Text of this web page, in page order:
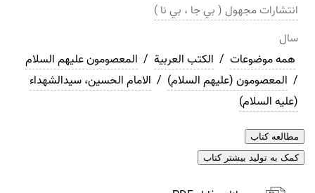
انتشاراتمجهول ( بي جا ، بي نا )
سال
همه موضوعات / الکتب العربیة / المعصومون عليهم السلام
/ المعصومون (علیهم السلام) / الامام الحسین، سیدالشهداء
(علیه السلام)
مطالعه کتاب
کمک به تولید بیشتر کتاب